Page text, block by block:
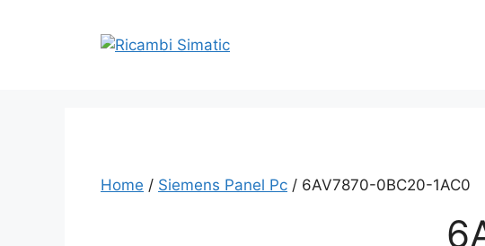
Home / Siemens Panel Pc / 6AV7870-0BC20-1AC0